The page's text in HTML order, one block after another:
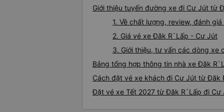
Giới thiệu tuyến đường xe đi Cư Jút từ
1. Về chất lượng, review, đánh
2. Giá vé xe Đăk R`Lấp - Cư Jút
3. Giới thiệu, tư vấn các dòng
Bảng tổng hợp thông tin nhà xe Đăk
Cách đặt vé xe khách đi Cư Jút từ Đăk
Đặt vé xe Tết 2027 từ Đăk R`Lấp đi Cư